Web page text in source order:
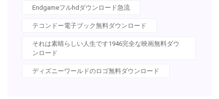
Endgameフルhdダウンロード急流
テコンドー電子ブック無料ダウンロード
それは素晴らしい人生です1946完全な映画無料ダウ
ンロード
ディズニーワールドのロゴ無料ダウンロード